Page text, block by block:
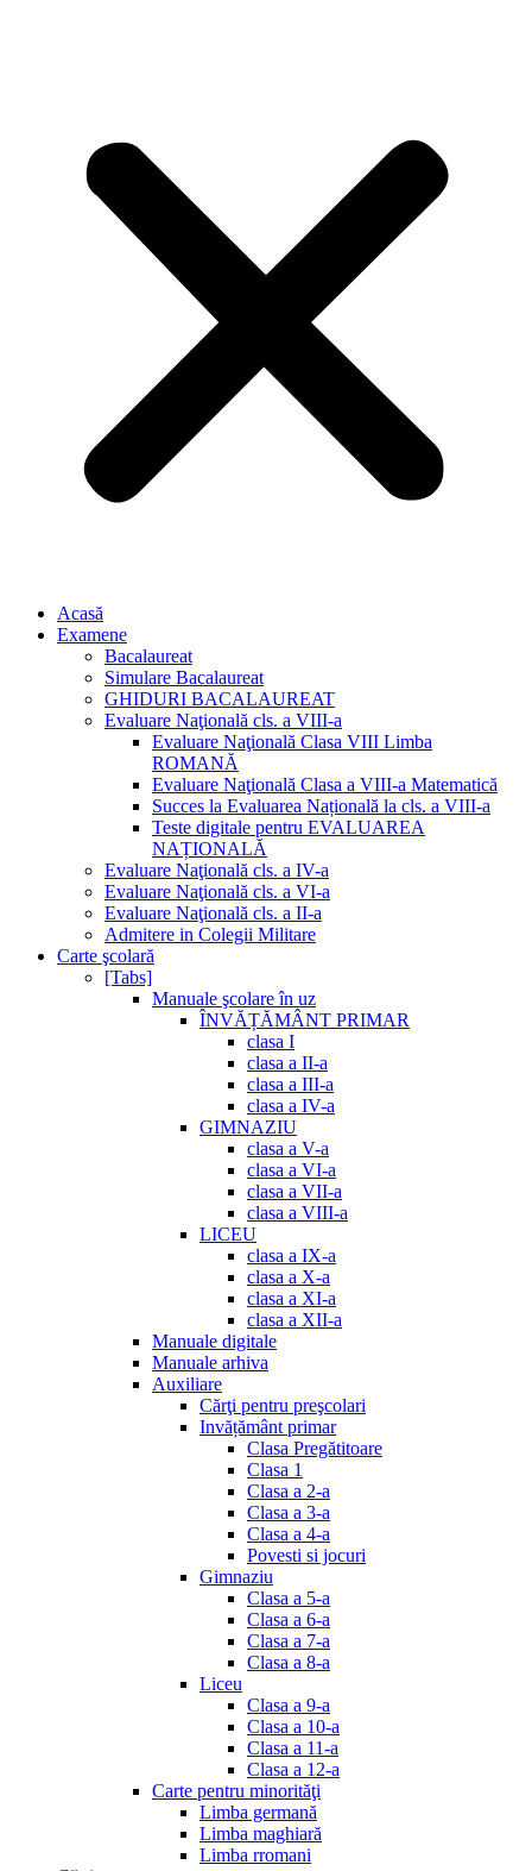
Acasă
Examene
Bacalaureat
Simulare Bacalaureat
GHIDURI BACALAUREAT
Evaluare Naţională cls. a VIII-a
Evaluare Naţională Clasa VIII Limba
ROMANĂ
Evaluare Naţională Clasa a VIII-a Matematică
Succes la Evaluarea Națională la cls. a VIII-a
Teste digitale pentru EVALUAREA
NAȚIONALĂ
Evaluare Naţională cls. a IV-a
Evaluare Naţională cls. a VI-a
Evaluare Naţională cls. a II-a
Admitere in Colegii Militare
Carte şcolară
[Tabs]
Manuale şcolare în uz
ÎNVĂȚĂMÂNT PRIMAR
clasa I
clasa a II-a
clasa a III-a
clasa a IV-a
GIMNAZIU
clasa a V-a
clasa a VI-a
clasa a VII-a
clasa a VIII-a
LICEU
clasa a IX-a
clasa a X-a
clasa a XI-a
clasa a XII-a
Manuale digitale
Manuale arhiva
Auxiliare
Cărţi pentru preşcolari
Invățământ primar
Clasa Pregătitoare
Clasa 1
Clasa a 2-a
Clasa a 3-a
Clasa a 4-a
Povesti si jocuri
Gimnaziu
Clasa a 5-a
Clasa a 6-a
Clasa a 7-a
Clasa a 8-a
Liceu
Clasa a 9-a
Clasa a 10-a
Clasa a 11-a
Clasa a 12-a
Carte pentru minorităţi
Limba germană
Limba maghiară
Limba rromani